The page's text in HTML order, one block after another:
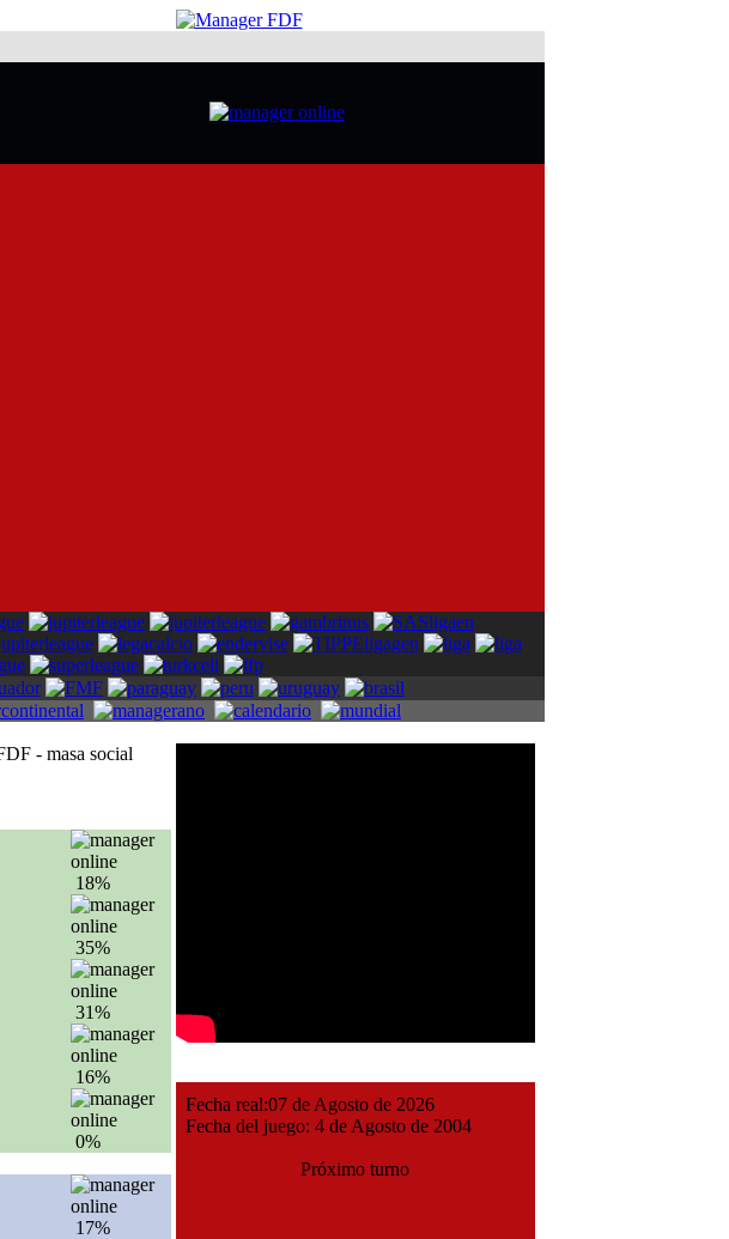
18%
35%
31%
16%
0%
17%
Fecha real:07 de Agosto de 2026
Fecha del juego: 4 de Agosto de 2004
Próximo turno